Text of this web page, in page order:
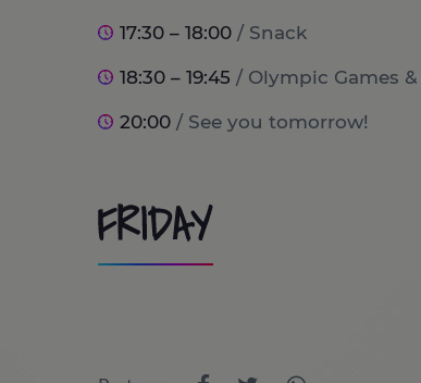
17:30 – 18:00 / Snack
18:30 – 19:45 / Olympic Games &
20:00 / See you tomorrow!
FRIDAY